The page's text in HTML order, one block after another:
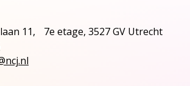
11, 7e etage, 3527 GV Utrecht